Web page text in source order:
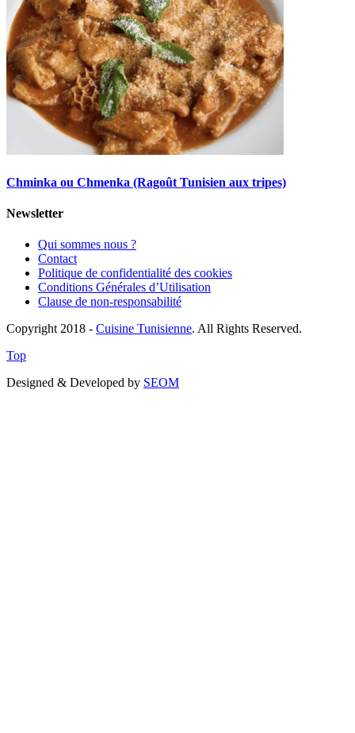
Chminka ou Chmenka (Ragoût Tunisien aux tripes)
Newsletter
Qui sommes nous ?
Contact
Politique de confidentialité des cookies
Conditions Générales d’Utilisation
Clause de non-responsabilité
Copyright 2018 - Cuisine Tunisienne. All Rights Reserved.
Top
Designed & Developed by SEOM